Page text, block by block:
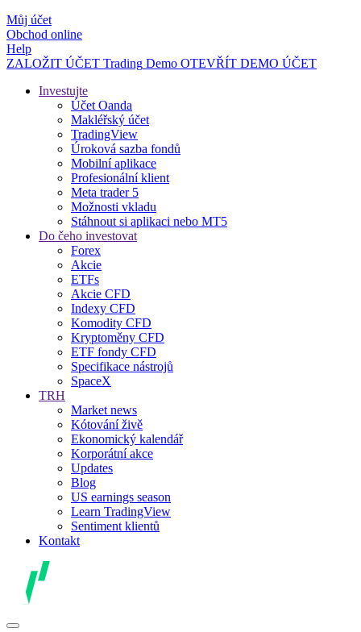
Můj účet
Obchod online
Help
ZALOŽIT ÚČET Trading Demo OTEVŘÍT DEMO ÚČET
Investujte
Účet Oanda
Makléřský účet
TradingView
Úroková sazba fondů
Mobilní aplikace
Profesionální klient
Meta trader 5
Možnosti vkladu
Stáhnout si aplikaci nebo MT5
Do čeho investovat
Forex
Akcie
ETFs
Akcie CFD
Indexy CFD
Komodity CFD
Kryptoměny CFD
ETF fondy CFD
Specifikace nástrojů
SpaceX
TRH
Market news
Kótování živě
Ekonomický kalendář
Korporátní akce
Updates
Blog
US earnings season
Learn TradingView
Sentiment klientů
Kontakt